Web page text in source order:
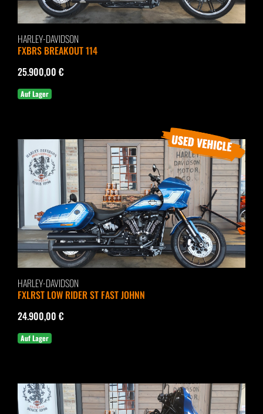
HARLEY-DAVIDSON
FXBRS BREAKOUT 114
25.900,00 €
Auf Lager
HARLEY-DAVIDSON
FXLRST LOW RIDER ST FAST JOHNN
24.900,00 €
Auf Lager